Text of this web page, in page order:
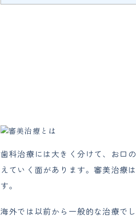
歯科治療には大きく分けて、お口
えていく面があります。審美治療
す。
海外では以前から一般的な治療で